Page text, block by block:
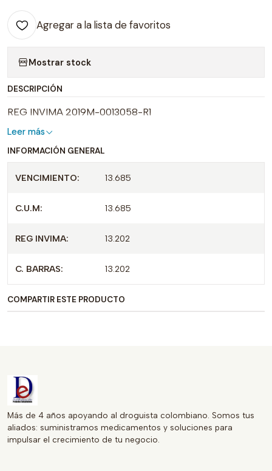
Agregar a la lista de favoritos
Mostrar stock
DESCRIPCIÓN
REG INVIMA 2019M-0013058-R1
Leer más
INFORMACIÓN GENERAL
VENCIMIENTO: 13.685
C.U.M: 13.685
REG INVIMA: 13.202
C. BARRAS: 13.202
COMPARTIR ESTE PRODUCTO
Más de 4 años apoyando al droguista colombiano. Somos tus
aliados: suministramos medicamentos y soluciones para
impulsar el crecimiento de tu negocio.